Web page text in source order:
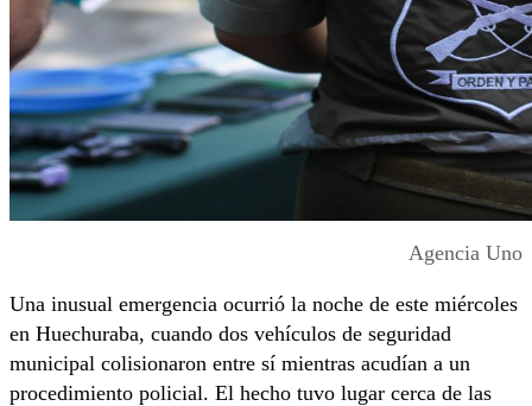
Agencia Uno
Una inusual emergencia ocurrió la noche de este miércoles
en Huechuraba, cuando dos vehículos de seguridad
municipal colisionaron entre sí mientras acudían a un
procedimiento policial. El hecho tuvo lugar cerca de las